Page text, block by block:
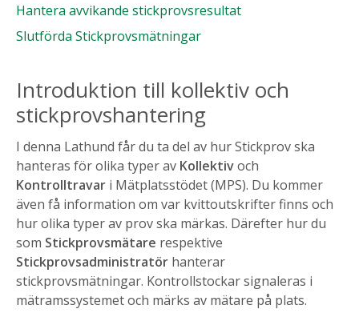
Hantera avvikande stickprovsresultat
Slutförda Stickprovsmätningar
Introduktion till kollektiv och
stickprovshantering
I denna Lathund får du ta del av hur Stickprov ska
hanteras för olika typer av Kollektivoch
Kontrolltravar i Mätplatsstödet (MPS). Du kommer
även få information om var kvittoutskrifter finns och
hur olika typer av prov ska märkas. Därefter hur du
som Stickprovsmätare respektive
Stickprovsadministratör hanterar
stickprovsmätningar. Kontrollstockar signaleras i
mätramssystemet och märks av mätare på plats.